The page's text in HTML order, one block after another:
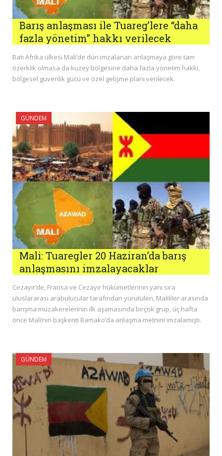
Barış anlaşması ile Tuareg’lere “daha
fazla yönetim” hakkı verilecek
Batı Afrika ülkesi Mali’de dün imzalanan anlaşmaya göre tam
özerklik olmasa da kuzey bölgesine daha fazla yönetim hakkı,
bölgesel güvenlik gücü ve özel gelişme planı verilecek.
GÜNDEM
Mali: Tuaregler 20 Haziran’da barış
anlaşmasını imzalayacaklar
Cezayir’de, Fransa ve Cezayir hükümetlerinin yanı sıra
uluslararası arabulucular tarafından yürütülen, Malililer arasında
barışma müzakerelerinin ilk aşamasında birçok grup, üç hafta
önce Mali’nin başkenti Bamako’da anlaşma metnini imzalamıştı.
GÜNDEM